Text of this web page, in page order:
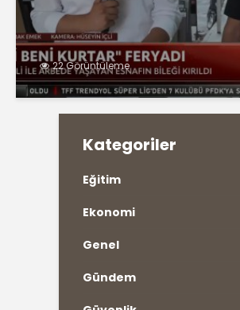
22 Görüntüleme
Kategoriler
Eğitim
Ekonomi
Genel
Gündem